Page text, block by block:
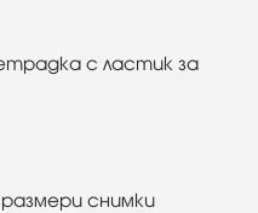
с ластик за
снимки